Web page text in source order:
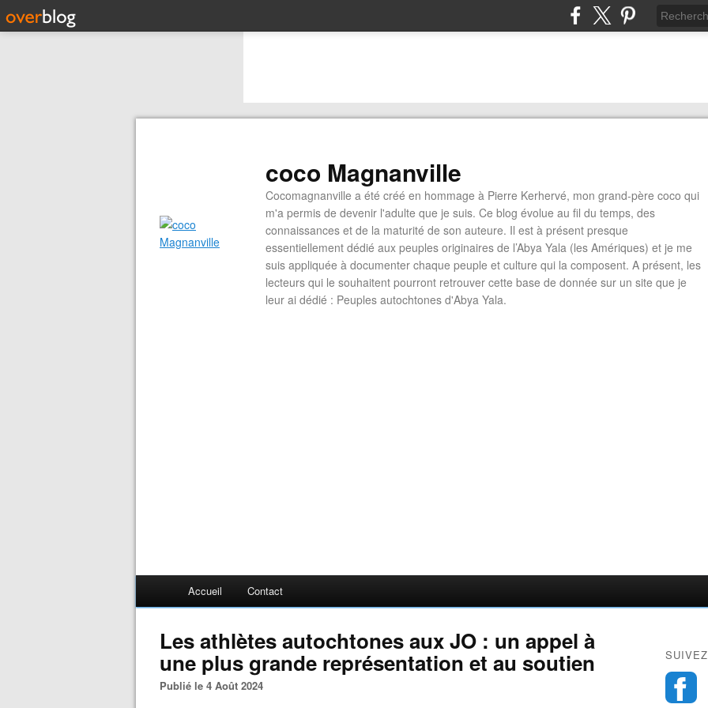
coco Magnanville
Cocomagnanville a été créé en hommage à Pierre Kerhervé, mon grand-père coco qui
m'a permis de devenir l'adulte que je suis. Ce blog évolue au fil du temps, des
connaissances et de la maturité de son auteure. Il est à présent presque
essentiellement dédié aux peuples originaires de l’Abya Yala (les Amériques) et je me
suis appliquée à documenter chaque peuple et culture qui la composent. A présent, les
lecteurs qui le souhaitent pourront retrouver cette base de donnée sur un site que je
leur ai dédié : Peuples autochtones d'Abya Yala.
Accueil Contact
Les athlètes autochtones aux JO : un appel à
une plus grande représentation et au soutien
Publié le 4 Août 2024